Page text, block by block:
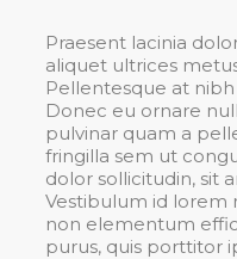
Praesent lacinia
aliquet ultrices
Pellentesque at
Donec eu ornare
pulvinar quam a
fringilla sem ut
dolor sollicitudin, sit
Vestibulum id lorem
non elementum
purus, quis porttitor